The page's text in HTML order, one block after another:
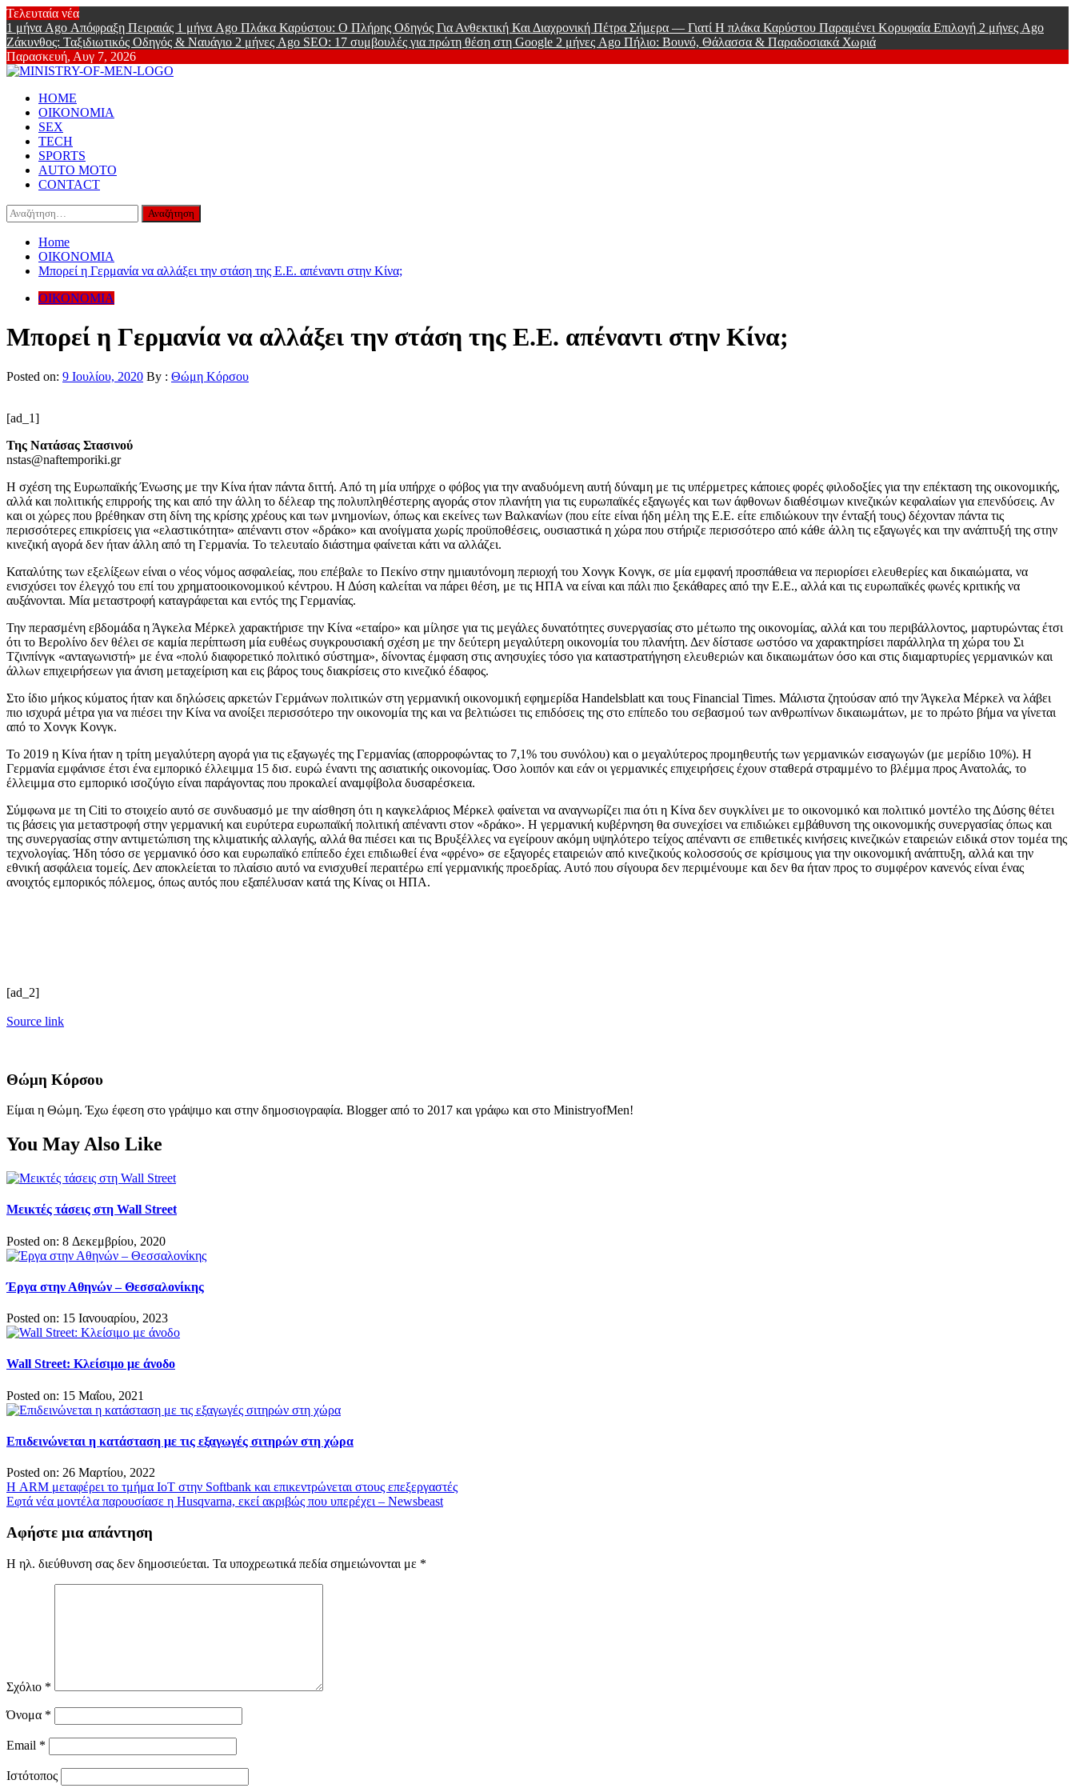
Skip
to
content
Τελευταία νέα
1 μήνα Ago Απόφραξη Πειραιάς 1 μήνα Ago Πλάκα Καρύστου: Ο Πλήρης Οδηγός Για Ανθεκτική Και Διαχρονική Πέτρα Σήμερα — Γιατί Η πλάκα Καρύστου Παραμένει Κορυφαία Επιλογή 2 μήνες Ago
Ζάκυνθος: Ταξιδιωτικός Οδηγός & Ναυάγιο 2 μήνες Ago SEO: 17 συμβουλές για πρώτη θέση στη Google 2 μήνες Ago Πήλιο: Βουνό, Θάλασσα & Παραδοσιακά Χωριά
Παρασκευή, Αυγ 7, 2026
Online Lifestyle περιοδικό για Aνδρες
Primary
Menu
HOME
ΟΙΚΟΝΟΜΙΑ
SEX
TECH
SPORTS
AUTO MOTO
CONTACT
Αναζήτηση
για:
Home
ΟΙΚΟΝΟΜΙΑ
Μπορεί η Γερμανία να αλλάξει την στάση της Ε.Ε. απέναντι στην Κίνα;
ΟΙΚΟΝΟΜΙΑ
Μπορεί η Γερμανία να αλλάξει την στάση της Ε.Ε. απέναντι στην Κίνα;
Posted on: 9 Ιουλίου, 2020 By : Θώμη Κόρσου
[ad_1]
Της Νατάσας Στασινού
nstas@naftemporiki.gr
Η σχέση της Ευρωπαϊκής Ένωσης με την Κίνα ήταν πάντα διττή. Από τη μία υπήρχε ο φόβος για την αναδυόμενη αυτή δύναμη με τις υπέρμετρες κάποιες φορές φιλοδοξίες για την επέκταση της οικονομικής,
αλλά και πολιτικής επιρροής της και από την άλλη το δέλεαρ της πολυπληθέστερης αγοράς στον πλανήτη για τις ευρωπαϊκές εξαγωγές και των άφθονων διαθέσιμων κινεζικών κεφαλαίων για επενδύσεις. Αν
και οι χώρες που βρέθηκαν στη δίνη της κρίσης χρέους και των μνημονίων, όπως και εκείνες των Βαλκανίων (που είτε είναι ήδη μέλη της Ε.Ε. είτε επιδιώκουν την ένταξή τους) δέχονταν πάντα τις
περισσότερες επικρίσεις για «ελαστικότητα» απέναντι στον «δράκο» και ανοίγματα χωρίς προϋποθέσεις, ουσιαστικά η χώρα που στήριζε περισσότερο από κάθε άλλη τις εξαγωγές και την ανάπτυξή της στην
κινεζική αγορά δεν ήταν άλλη από τη Γερμανία. Το τελευταίο διάστημα φαίνεται κάτι να αλλάζει.
Καταλύτης των εξελίξεων είναι ο νέος νόμος ασφαλείας, που επέβαλε το Πεκίνο στην ημιαυτόνομη περιοχή του Χονγκ Κονγκ, σε μία εμφανή προσπάθεια να περιορίσει ελευθερίες και δικαιώματα, να
ενισχύσει τον έλεγχό του επί του χρηματοοικονομικού κέντρου. Η Δύση καλείται να πάρει θέση, με τις ΗΠΑ να είναι και πάλι πιο ξεκάθαρες από την Ε.Ε., αλλά και τις ευρωπαϊκές φωνές κριτικής να
αυξάνονται. Μία μεταστροφή καταγράφεται και εντός της Γερμανίας.
Την περασμένη εβδομάδα η Άγκελα Μέρκελ χαρακτήρισε την Κίνα «εταίρο» και μίλησε για τις μεγάλες δυνατότητες συνεργασίας στο μέτωπο της οικονομίας, αλλά και του περιβάλλοντος, μαρτυρώντας έτσι
ότι το Βερολίνο δεν θέλει σε καμία περίπτωση μία ευθέως συγκρουσιακή σχέση με την δεύτερη μεγαλύτερη οικονομία του πλανήτη. Δεν δίστασε ωστόσο να χαρακτηρίσει παράλληλα τη χώρα του Σι
Τζινπίνγκ «ανταγωνιστή» με ένα «πολύ διαφορετικό πολιτικό σύστημα», δίνοντας έμφαση στις ανησυχίες τόσο για καταστρατήγηση ελευθεριών και δικαιωμάτων όσο και στις διαμαρτυρίες γερμανικών και
άλλων επιχειρήσεων για άνιση μεταχείριση και εις βάρος τους διακρίσεις στο κινεζικό έδαφος.
Στο ίδιο μήκος κύματος ήταν και δηλώσεις αρκετών Γερμάνων πολιτικών στη γερμανική οικονομική εφημερίδα Handelsblatt και τους Financial Times. Μάλιστα ζητούσαν από την Άγκελα Μέρκελ να λάβει
πιο ισχυρά μέτρα για να πιέσει την Κίνα να ανοίξει περισσότερο την οικονομία της και να βελτιώσει τις επιδόσεις της στο επίπεδο του σεβασμού των ανθρωπίνων δικαιωμάτων, με το πρώτο βήμα να γίνεται
από το Χονγκ Κονγκ.
Το 2019 η Κίνα ήταν η τρίτη μεγαλύτερη αγορά για τις εξαγωγές της Γερμανίας (απορροφώντας το 7,1% του συνόλου) και ο μεγαλύτερος προμηθευτής των γερμανικών εισαγωγών (με μερίδιο 10%). Η
Γερμανία εμφάνισε έτσι ένα εμπορικό έλλειμμα 15 δισ. ευρώ έναντι της ασιατικής οικονομίας. Όσο λοιπόν και εάν οι γερμανικές επιχειρήσεις έχουν σταθερά στραμμένο το βλέμμα προς Ανατολάς, το
έλλειμμα στο εμπορικό ισοζύγιο είναι παράγοντας που προκαλεί αναμφίβολα δυσαρέσκεια.
Σύμφωνα με τη Citi το στοιχείο αυτό σε συνδυασμό με την αίσθηση ότι η καγκελάριος Μέρκελ φαίνεται να αναγνωρίζει πια ότι η Κίνα δεν συγκλίνει με το οικονομικό και πολιτικό μοντέλο της Δύσης θέτει
τις βάσεις για μεταστροφή στην γερμανική και ευρύτερα ευρωπαϊκή πολιτική απέναντι στον «δράκο». Η γερμανική κυβέρνηση θα συνεχίσει να επιδιώκει εμβάθυνση της οικονομικής συνεργασίας όπως και
της συνεργασίας στην αντιμετώπιση της κλιματικής αλλαγής, αλλά θα πιέσει και τις Βρυξέλλες να εγείρουν ακόμη υψηλότερο τείχος απέναντι σε επιθετικές κινήσεις κινεζικών εταιρειών ειδικά στον τομέα της
τεχνολογίας. Ήδη τόσο σε γερμανικό όσο και ευρωπαϊκό επίπεδο έχει επιδιωθεί ένα «φρένο» σε εξαγορές εταιρειών από κινεζικούς κολοσσούς σε κρίσιμους για την οικονομική ανάπτυξη, αλλά και την
εθνική ασφάλεια τομείς. Δεν αποκλείεται το πλαίσιο αυτό να ενισχυθεί περαιτέρω επί γερμανικής προεδρίας. Αυτό που σίγουρα δεν περιμένουμε και δεν θα ήταν προς το συμφέρον κανενός είναι ένας
ανοιχτός εμπορικός πόλεμος, όπως αυτός που εξαπέλυσαν κατά της Κίνας οι ΗΠΑ.
[ad_2]
Source link
Θώμη Κόρσου
Είμαι η Θώμη. Έχω έφεση στο γράψιμο και στην δημοσιογραφία. Blogger από το 2017 και γράφω και στο MinistryofMen!
You May Also Like
Μεικτές τάσεις στη Wall Street
Posted on: 8 Δεκεμβρίου, 2020
Έργα στην Αθηνών – Θεσσαλονίκης
Posted on: 15 Ιανουαρίου, 2023
Wall Street: Κλείσιμο με άνοδο
Posted on: 15 Μαΐου, 2021
Επιδεινώνεται η κατάσταση με τις εξαγωγές σιτηρών στη χώρα
Posted on: 26 Μαρτίου, 2022
Πλοήγηση
άρθρων
Η ARM μεταφέρει το τμήμα IoT στην Softbank και επικεντρώνεται στους επεξεργαστές
Εφτά νέα μοντέλα παρουσίασε η Husqvarna, εκεί ακριβώς που υπερέχει – Newsbeast
Αφήστε μια απάντηση
Η ηλ. διεύθυνση σας δεν δημοσιεύεται. Τα υποχρεωτικά πεδία σημειώνονται με *
Σχόλιο *
Όνομα *
Email *
Ιστότοπος